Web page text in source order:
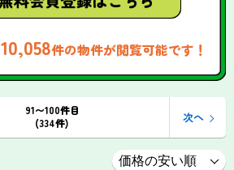
10,058件の物件が閲覧可能です！
91〜100件目
(334件)
次へ